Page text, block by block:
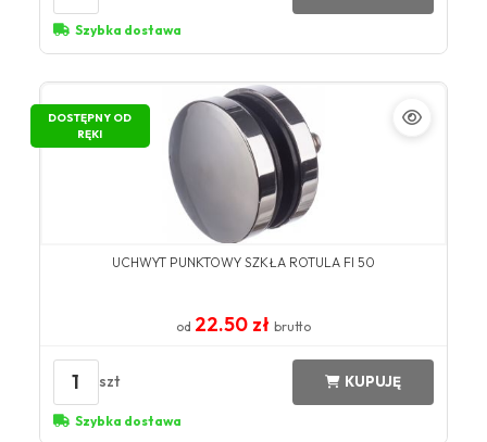
Szybka dostawa
DOSTĘPNY OD
RĘKI
UCHWYT PUNKTOWY SZKŁA ROTULA FI 50
od 22.50 zł brutto
1 szt KUPUJĘ
Szybka dostawa